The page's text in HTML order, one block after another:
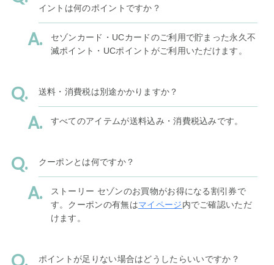
イントは何のポイントですか？
セゾンカード・UCカードのご利用で貯まった永久不
滅ポイント・UCポイントがご利用いただけます。
送料・消費税は別途かかりますか？
すべてのアイテムが送料込み・消費税込みです。
クーポンとは何ですか？
ストーリー セゾンのお買物がお得になる割引券で
す。クーポンの有無はマイページ内でご確認いただ
けます。
ポイントが足りない場合はどうしたらいいですか？